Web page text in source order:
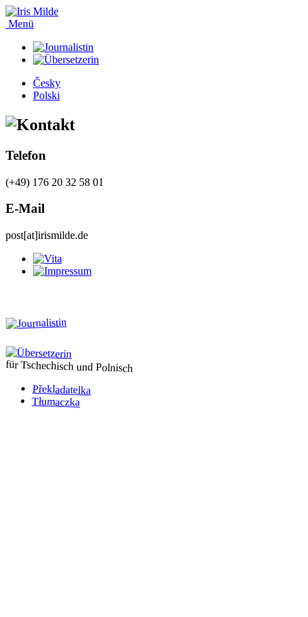
Menü
Česky
Polski
Telefon
(+49) 176 20 32 58 01
E-Mail
post[at]irismilde.de
für Tschechisch und Polnisch
Překladatelka
Tłumaczka